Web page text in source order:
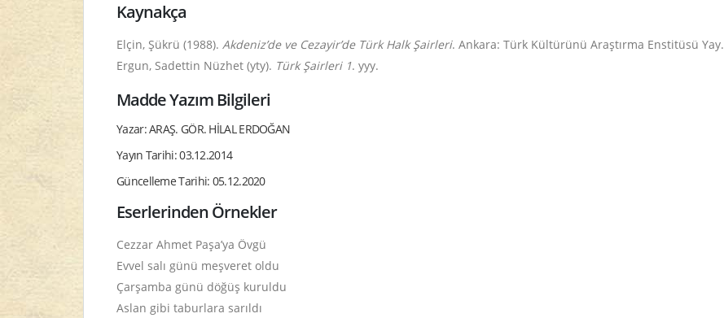
Kaynakça
Elçin, Şükrü (1988). Akdeniz’de ve Cezayir’de Türk Halk Şairleri. Ankara: Türk Kültürünü Araştırma Enstitüsü Yay.
Ergun, Sadettin Nüzhet (yty). Türk Şairleri 1. yyy.
Madde Yazım Bilgileri
Yazar: ARAŞ. GÖR. HİLAL ERDOĞAN
Yayın Tarihi: 03.12.2014
Güncelleme Tarihi: 05.12.2020
Eserlerinden Örnekler
Cezzar Ahmet Paşa’ya Övgü
Evvel salı günü meşveret oldu
Çarşamba günü döğüş kuruldu
Aslan gibi taburlara sarıldı